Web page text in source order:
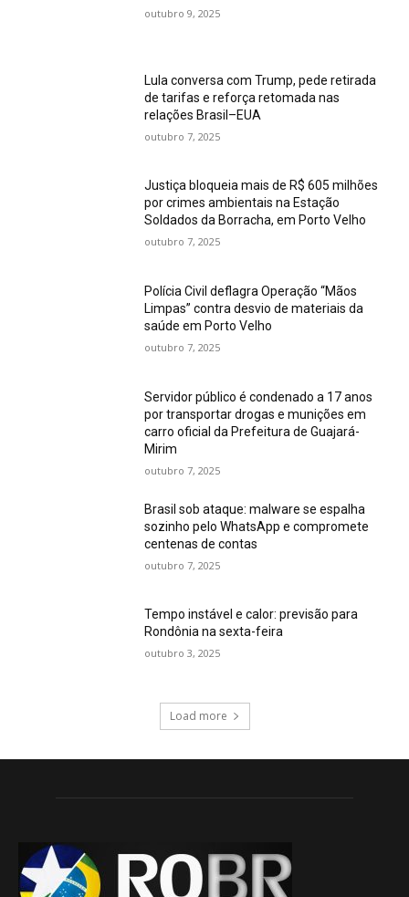
outubro 9, 2025
Lula conversa com Trump, pede retirada
de tarifas e reforça retomada nas
relações Brasil–EUA
outubro 7, 2025
Justiça bloqueia mais de R$ 605 milhões
por crimes ambientais na Estação
Soldados da Borracha, em Porto Velho
outubro 7, 2025
Polícia Civil deflagra Operação “Mãos
Limpas” contra desvio de materiais da
saúde em Porto Velho
outubro 7, 2025
Servidor público é condenado a 17 anos
por transportar drogas e munições em
carro oficial da Prefeitura de Guajará-
Mirim
outubro 7, 2025
Brasil sob ataque: malware se espalha
sozinho pelo WhatsApp e compromete
centenas de contas
outubro 7, 2025
Tempo instável e calor: previsão para
Rondônia na sexta-feira
outubro 3, 2025
Load more